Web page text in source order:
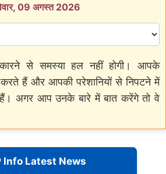
09 अगस्त 2026
से समस्या हल नहीं होगी। आपके
हैं और आपकी परेशानियों से निपटने में
अगर आप उनके बारे में बात करेंगे तो वे
Info Latest News